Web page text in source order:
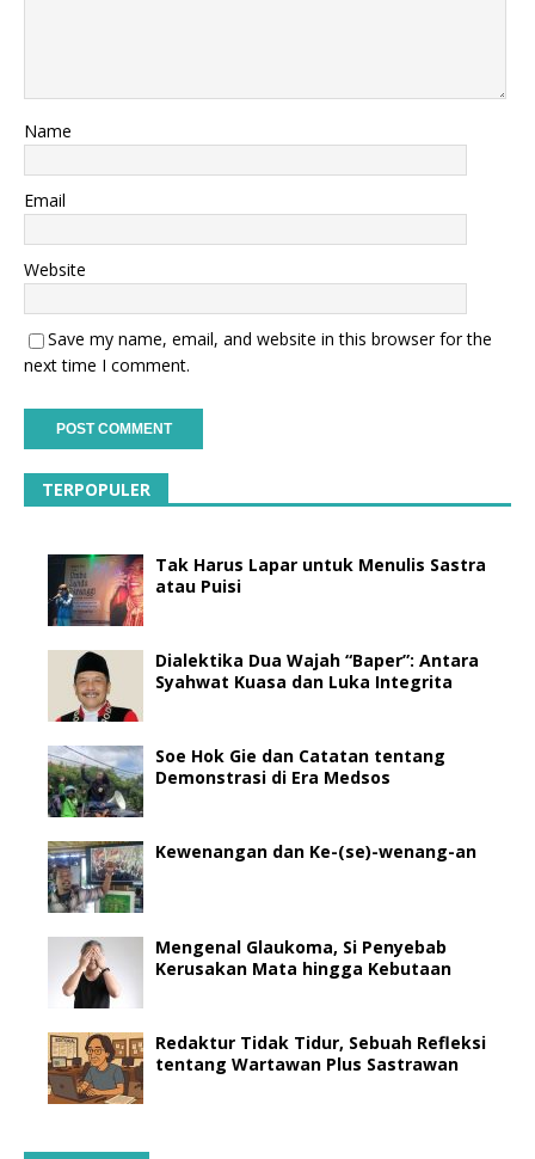
Name
Email
Website
Save my name, email, and website in this browser for the
next time I comment.
TERPOPULER
Tak Harus Lapar untuk Menulis Sastra
atau Puisi
Dialektika Dua Wajah “Baper”: Antara
Syahwat Kuasa dan Luka Integrita
Soe Hok Gie dan Catatan tentang
Demonstrasi di Era Medsos
Kewenangan dan Ke-(se)-wenang-an
Mengenal Glaukoma, Si Penyebab
Kerusakan Mata hingga Kebutaan
Redaktur Tidak Tidur, Sebuah Refleksi
tentang Wartawan Plus Sastrawan